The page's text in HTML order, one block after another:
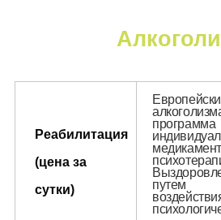
Кодирование от алкоголизма
Лечение женского алкоголизма
Лечение алкогольной
Принудительное лечение от
Лечение мужского алкоголизма
Анонимное лечение от
Реабилитация
(цена за
сутки)
путем